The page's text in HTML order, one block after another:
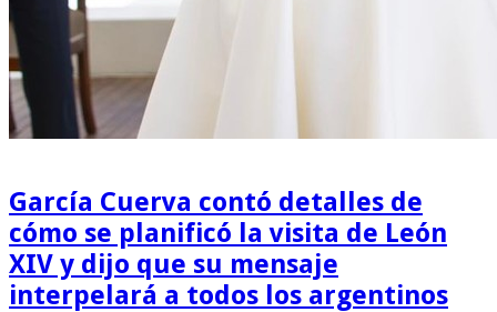
García Cuerva contó detalles de
cómo se planificó la visita de León
XIV y dijo que su mensaje
interpelará a todos los argentinos